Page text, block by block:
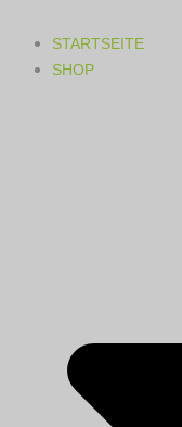
STARTSEITE
SHOP